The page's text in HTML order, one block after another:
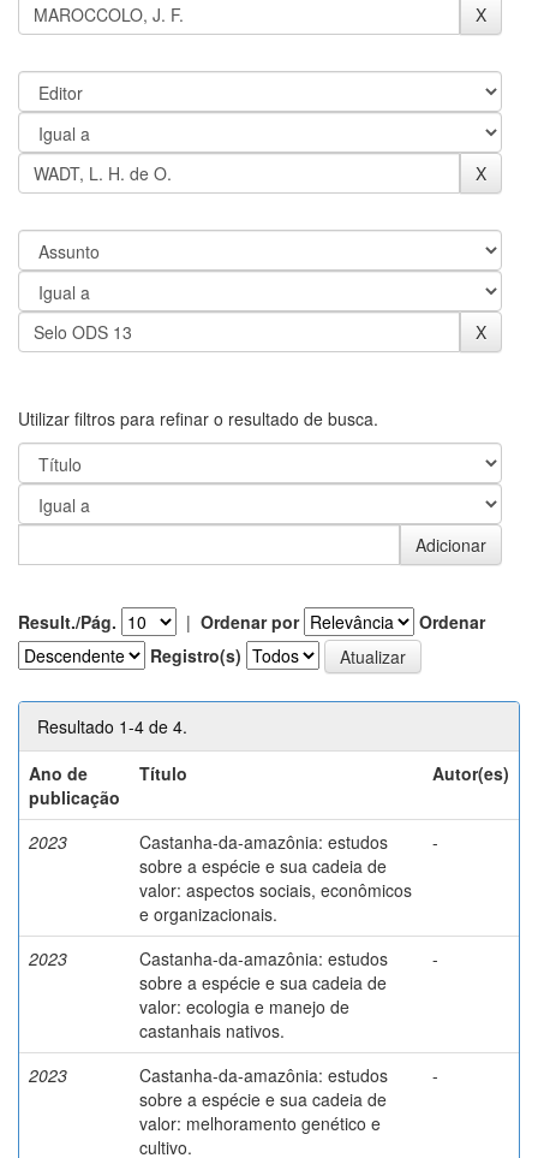
Utilizar filtros para refinar o resultado de busca.
Result./Pág. | Ordenar por
Ordenar
Registro(s)
Resultado 1-4 de 4.
Ano de
publicação
Título Autor(es)
2023
Castanha-da-amazônia: estudos
sobre a espécie e sua cadeia de
valor: aspectos sociais, econômicos
e organizacionais.
-
2023
Castanha-da-amazônia: estudos
sobre a espécie e sua cadeia de
valor: ecologia e manejo de
castanhais nativos.
-
2023
Castanha-da-amazônia: estudos
sobre a espécie e sua cadeia de
valor: melhoramento genético e
cultivo.
-